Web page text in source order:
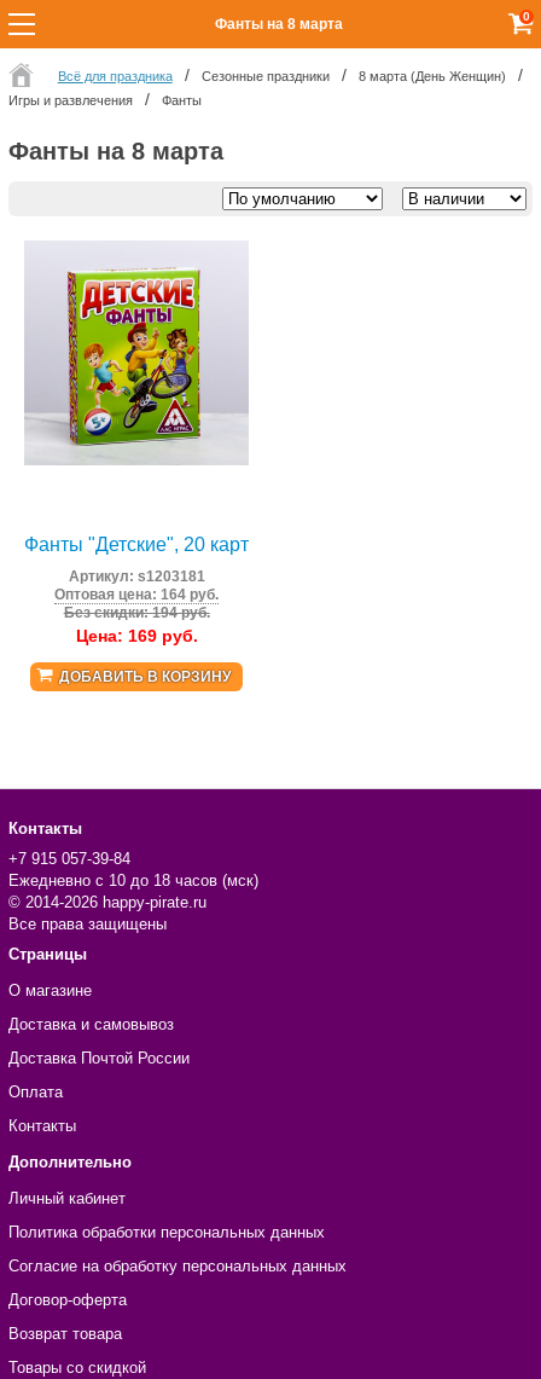
Всё для праздника Сезонные праздники
8 марта (День Женщин)
Игры и развлечения
Фанты
Фанты на 8 марта
Фанты "Детские", 20 карт
Артикул: s1203181
Оптовая цена: 164 руб.
Без скидки: 194 руб.
Цена: 169руб.
ДОБАВИТЬ В КОРЗИНУ
Контакты
+7 915 057-39-84
Ежедневно с 10 до 18 часов (мск)
© 2014-2026 happy-pirate.ru
Все права защищены
Страницы
О магазине
Доставка и самовывоз
Доставка Почтой России
Оплата
Контакты
Дополнительно
Личный кабинет
Политика обработки персональных данных
Согласие на обработку персональных данных
Договор-оферта
Возврат товара
Товары со скидкой
Фанты на 8 марта 0